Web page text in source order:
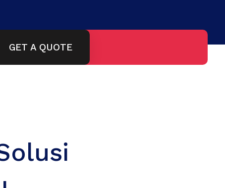
GET A QUOTE